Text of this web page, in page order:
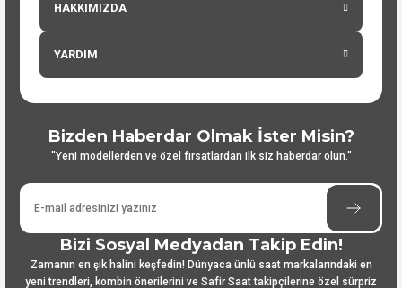
HAKKIMIZDA
YARDIM
Bizden Haberdar Olmak İster Misin?
"Yeni modellerden ve özel fırsatlardan ilk siz haberdar olun."
Bizi Sosyal Medyadan Takip Edin!
Zamanın en şık halini keşfedin! Dünyaca ünlü saat markalarındaki en
yeni trendleri, kombin önerilerini ve Safir Saat takipçilerine özel sürpriz